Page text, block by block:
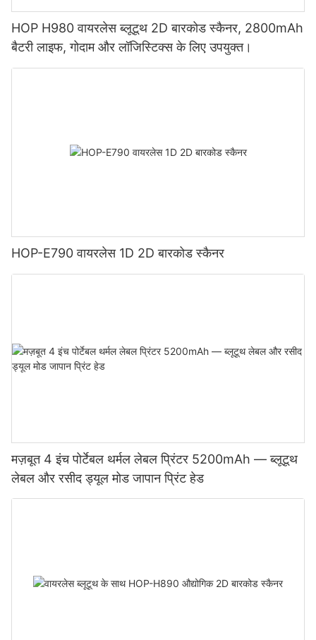
HOP H980 वायरलेस ब्लूटूथ 2D बारकोड स्कैनर, 2800mAh
बैटरी लाइफ, गोदाम और लॉजिस्टिक्स के लिए उपयुक्त।
HOP-E790 वायरलेस 1D 2D बारकोड स्कैनर
मज़बूत 4 इंच पोर्टेबल थर्मल लेबल प्रिंटर 5200mAh — ब्लूटूथ
लेबल और रसीद ड्यूल मोड जापान प्रिंट हेड